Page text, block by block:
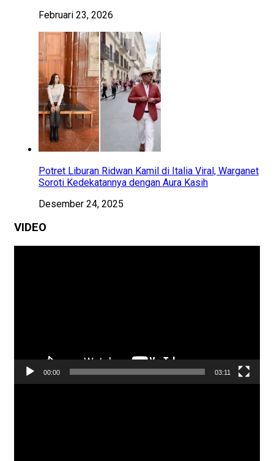
Februari 23, 2026
Potret Liburan Ridwan Kamil di Italia Viral, Warganet
Soroti Kedekatannya dengan Aura Kasih
Desember 24, 2025
VIDEO
00:00 03:11